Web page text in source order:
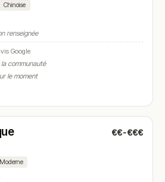
Chinoise
renseignée
Google
communauté
le moment
€€-€€€
Moderne